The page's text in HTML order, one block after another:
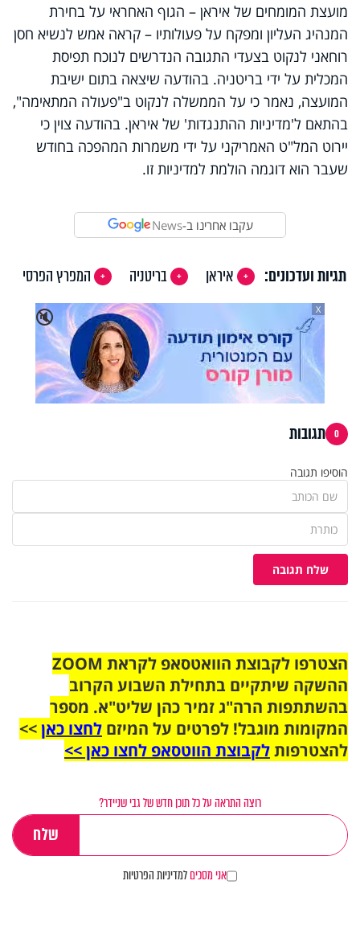
מועצת המומחים של איראן – הגוף האחראי על בחירת
המנהיג העליון ומפקח על פעולותיו – קראה אמש לנשיא חסן
רוחאני לנקוט בצעדי התגובה הנדרשים לנוכח תפיסת
המכלית על ידי בריטניה. בהודעה שיצאה בתום ישיבת
המועצה, נאמר כי על הממשלה לנקוט ב"פעולה המתאימה",
בהתאם ל'מדיניות ההתנגדות' של איראן. בהודעה צוין כי
יירוט המל"ט האמריקני על ידי משמרות המהפכה בחודש
שעבר הוא דוגמה הולמת למדיניות זו.
עקבו אחרינו ב-News
תגיות ועדכונים: איראן בריטניה
המפרץ הפרסי
🔇
X
0 תגובות
הוסיפו תגובה
שלח תגובה
הצטרפו לקבוצת הוואטסאפ לקראת ZOOM
ההשקה שיתקיים בתחילת השבוע הקרוב
בהשתתפות הרה"ג זמיר כהן שליט"א. מספר
המקומות מוגבל! לפרטים על המיזם לחצו כאן>>
להצטרפותלקבוצת הווטסאפ לחצו כאן >>
רוצה התראה על כל תוכן חדש של גבי שניידר?
אני מסכיםלמדיניות הפרטיות